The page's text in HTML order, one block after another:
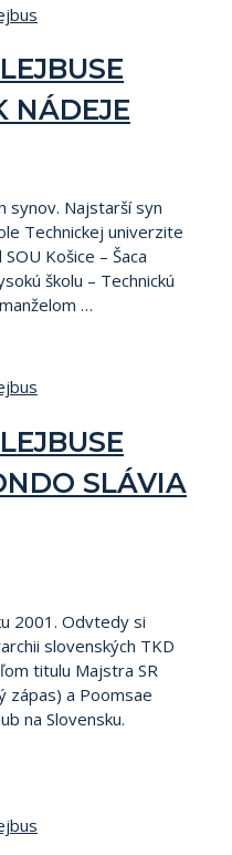
NÁDEJE
synov. Najstarší syn
Technickej univerzite
Košice – Šaca
školu – Technickú
…
SLÁVIA
2001. Odvtedy si
slovenských TKD
titulu Majstra SR
zápas) a Poomsae
na Slovensku.